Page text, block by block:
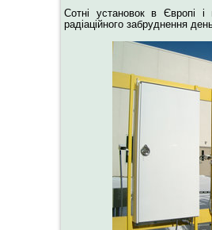
Сотні установок в Європі
радіаційного забруднення